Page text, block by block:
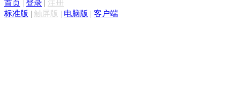
首页 | 登录 | 注册
标准版 | 触屏版 | 电脑版 | 客户端